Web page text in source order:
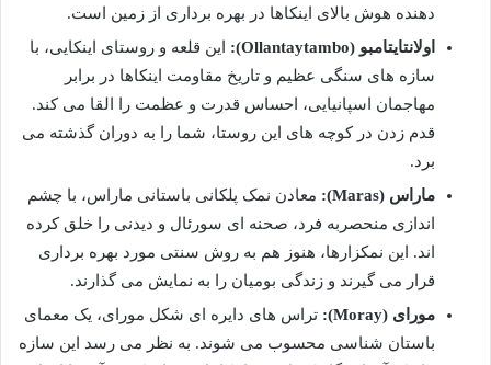
دهنده هوش بالای اینکاها در بهره برداری از زمین است.
اولانتایتامبو (Ollantaytambo):
این قلعه و روستای اینکایی، با
سازه های سنگی عظیم و تاریخ مقاومت اینکاها در برابر
مهاجمان اسپانیایی، احساس قدرت و عظمت را القا می کند.
قدم زدن در کوچه های این روستا، شما را به دوران گذشته می
برد.
ماراس (Maras):
معادن نمک پلکانی باستانی ماراس، با چشم
اندازی منحصربه فرد، صحنه ای سورئال و دیدنی را خلق کرده
اند. این نمکزارها، هنوز هم به روش سنتی مورد بهره برداری
قرار می گیرند و زندگی بومیان را به نمایش می گذارند.
مورای (Moray):
تراس های دایره ای شکل مورای، یک معمای
باستان شناسی محسوب می شوند. به نظر می رسد این سازه